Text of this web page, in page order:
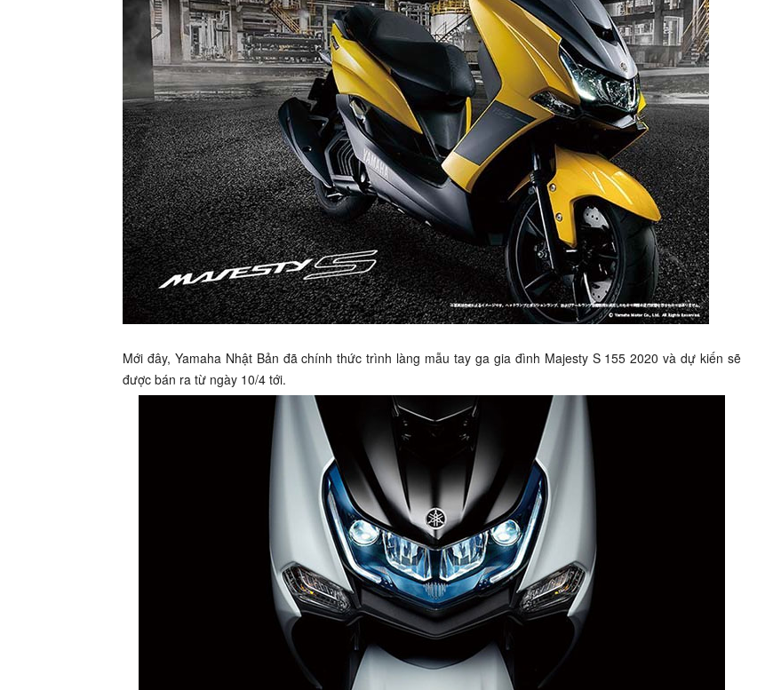
Mới đây, Yamaha Nhật Bản đã chính thức trình làng mẫu tay ga gia đình Majesty S 155 2020 và dự kiến sẽ
được bán ra từ ngày 10/4 tới.